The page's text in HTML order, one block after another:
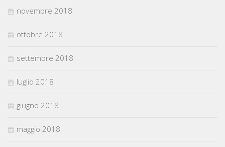
novembre 2018
ottobre 2018
settembre 2018
luglio 2018
giugno 2018
maggio 2018